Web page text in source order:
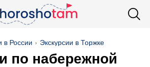
в России Экскурсии в Торжке
по набережной